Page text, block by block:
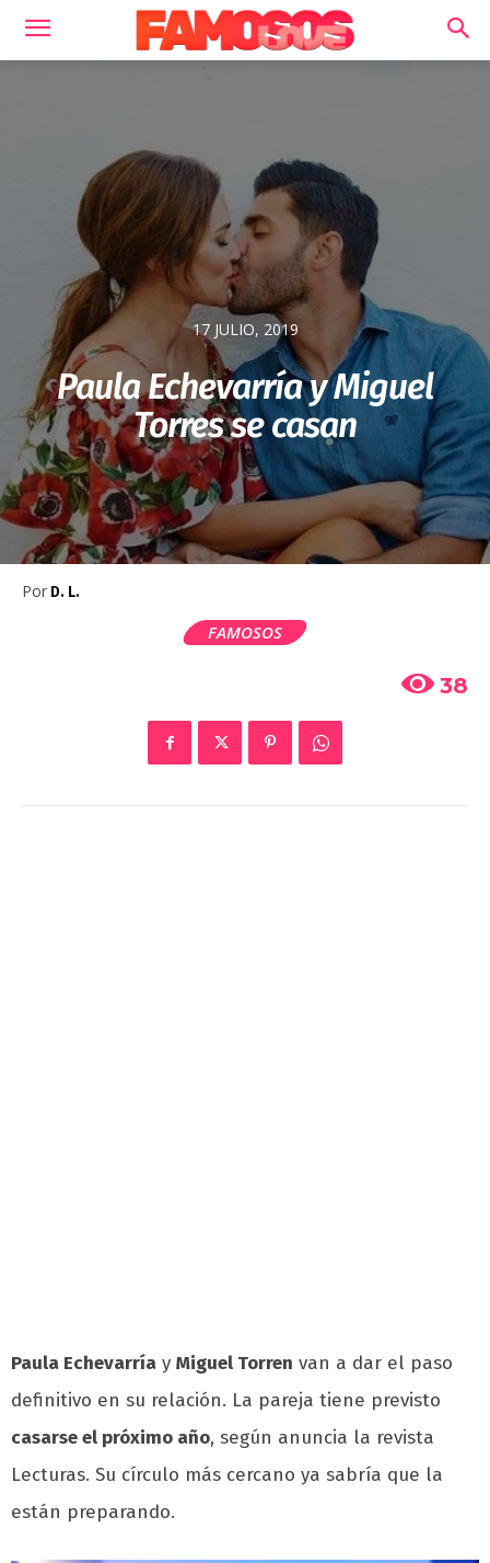
17 JULIO, 2019
Paula Echevarría y Miguel
Torres se casan
Por D. L.
FAMOSOS
38
Paula Echevarría y Miguel Torren van a dar el paso
definitivo en su relación. La pareja tiene previsto
casarse el próximo año, según anuncia la revista
Lecturas. Su círculo más cercano ya sabría que la
están preparando.